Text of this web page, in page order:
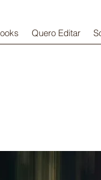
Quero Editar